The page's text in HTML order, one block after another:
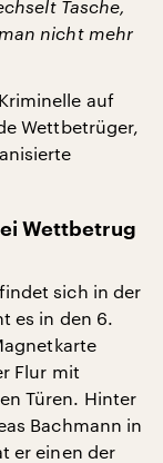
Tasche,
nicht mehr
auf
Wettbetrüger,
Wettbetrug
sich in der
es in den 6.
Flur mit
Türen. Hinter
Bachmann in
er einen der